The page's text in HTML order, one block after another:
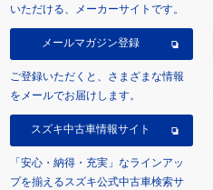
いただける、メーカーサイトです。
メールマガジン登録
ご登録いただくと、さまざまな情報
をメールでお届けします。
スズキ中古車情報サイト
「安心・納得・充実」なラインアッ
プを揃えるスズキ公式中古車検索サ